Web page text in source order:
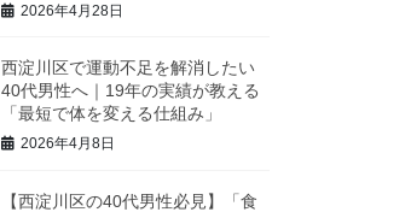
2026年4月28日
西淀川区で運動不足を解消したい
40代男性へ｜19年の実績が教える
「最短で体を変える仕組み」
2026年4月8日
【西淀川区の40代男性必見】「食